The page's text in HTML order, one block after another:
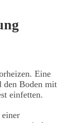
Eine
den Boden mit
einfetten.